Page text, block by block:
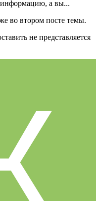
а вы...
во втором посте темы.
не представляется